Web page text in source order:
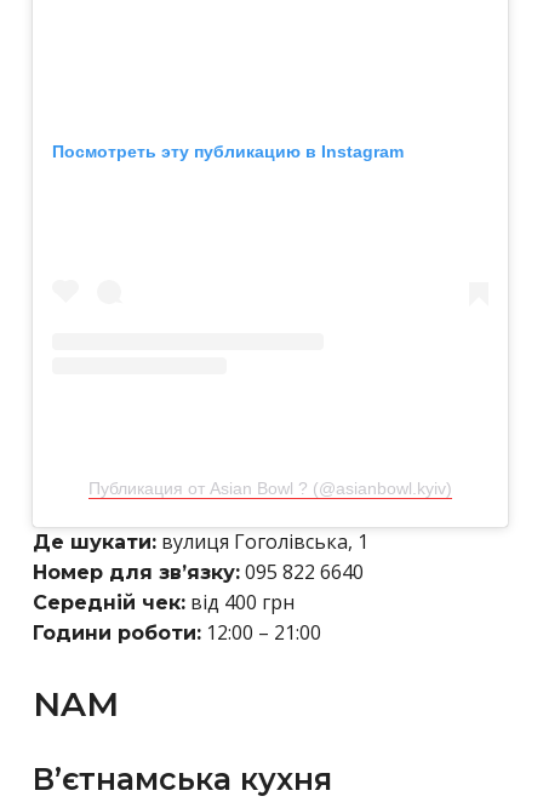
Посмотреть эту публикацию в Instagram
Публикация от Asian Bowl ? (@asianbowl.kyiv)
Де шукати: вулиця Гоголівська, 1
Номер для зв’язку: 095 822 6640
Середній чек: від 400 грн
Години роботи: 12:00 – 21:00
NAM
В’єтнамська кухня